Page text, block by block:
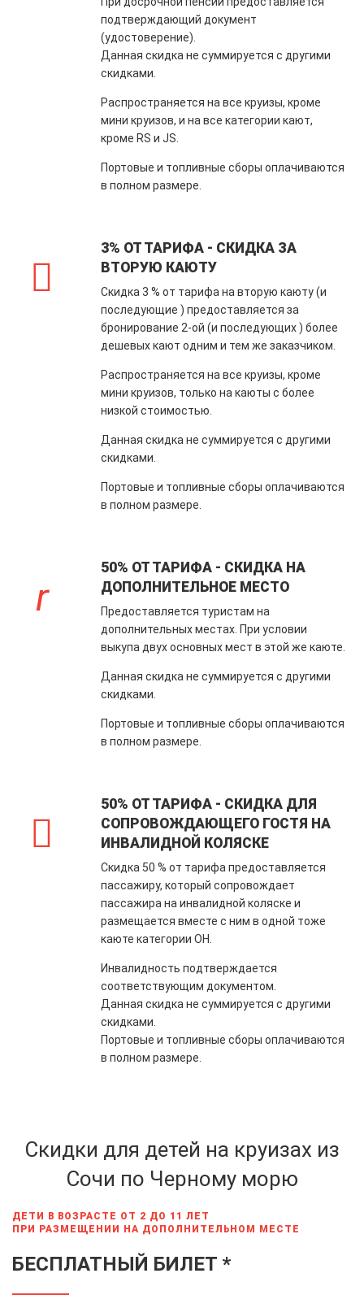
подтверждающий документ
(удостоверение).
Данная скидка не суммируется с другими
скидками.
Распространяется на все круизы, кроме
мини круизов, и на все категории кают,
кроме RS и JS.
Портовые и топливные сборы оплачиваются
в полном размере.
3% ОТ ТАРИФА - СКИДКА ЗА
ВТОРУЮ КАЮТУ
Скидка 3 % от тарифа на вторую каюту (и
последующие ) предоставляется за
бронирование 2-ой (и последующих ) более
дешевых кают одним и тем же заказчиком.
Распространяется на все круизы, кроме
мини круизов, только на каюты с более
низкой стоимостью.
Данная скидка не суммируется с другими
скидками.
Портовые и топливные сборы оплачиваются
в полном размере.
50% ОТ ТАРИФА - СКИДКА НА
ДОПОЛНИТЕЛЬНОЕ МЕСТО
Предоставляется туристам на
дополнительных местах. При условии
выкупа двух основных мест в этой же каюте.
Данная скидка не суммируется с другими
скидками.
Портовые и топливные сборы оплачиваются
в полном размере.
50% ОТ ТАРИФА - СКИДКА ДЛЯ
СОПРОВОЖДАЮЩЕГО ГОСТЯ НА
ИНВАЛИДНОЙ КОЛЯСКЕ
Скидка 50 % от тарифа предоставляется
пассажиру, который сопровождает
пассажира на инвалидной коляске и
размещается вместе c ним в одной тоже
каюте категории OH.
Инвалидность подтверждается
соответствующим документом.
Данная скидка не суммируется с другими
скидками.
Портовые и топливные сборы оплачиваются
в полном размере.
Скидки для детей на круизах из
Сочи по Черному морю
ДЕТИ В ВОЗРАСТЕ ОТ 2 ДО 11 ЛЕТ
ПРИ РАЗМЕЩЕНИИ НА ДОПОЛНИТЕЛЬНОМ МЕСТЕ
БЕСПЛАТНЫЙ БИЛЕТ *